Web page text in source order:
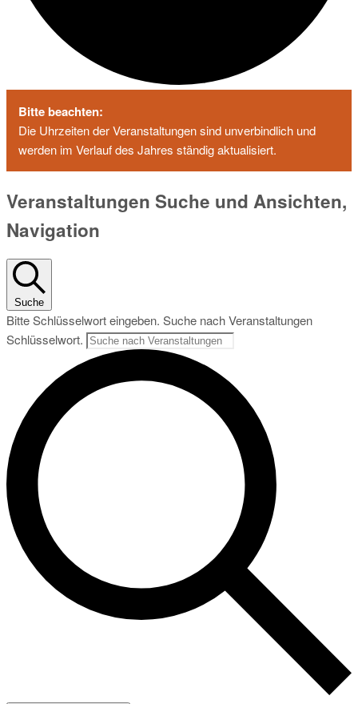
Bitte beachten:
Die Uhrzeiten der Veranstaltungen sind unverbindlich und
werden im Verlauf des Jahres ständig aktualisiert.
Veranstaltungen
für
10.
Juli
2026
Veranstaltungen Suche und Ansichten,
Navigation
Suche
Bitte Schlüsselwort eingeben. Suche nach Veranstaltungen
Schlüsselwort.